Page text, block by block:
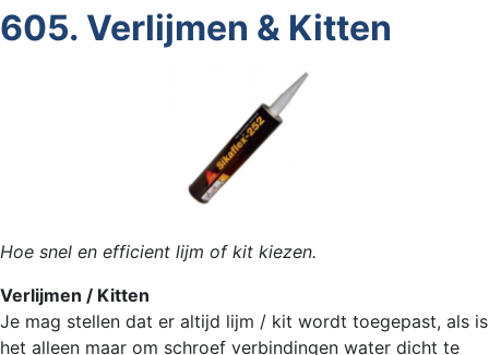
605. Verlijmen & Kitten
Hoe snel en efficient lijm of kit kiezen.
Verlijmen / Kitten
Je mag stellen dat er altijd lijm / kit wordt toegepast, als is
het alleen maar om schroef verbindingen water dicht te